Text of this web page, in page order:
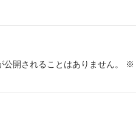
公開されることはありません。 ※